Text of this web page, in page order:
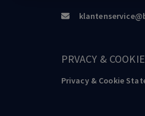
PRVACY &
Privacy & Cookie